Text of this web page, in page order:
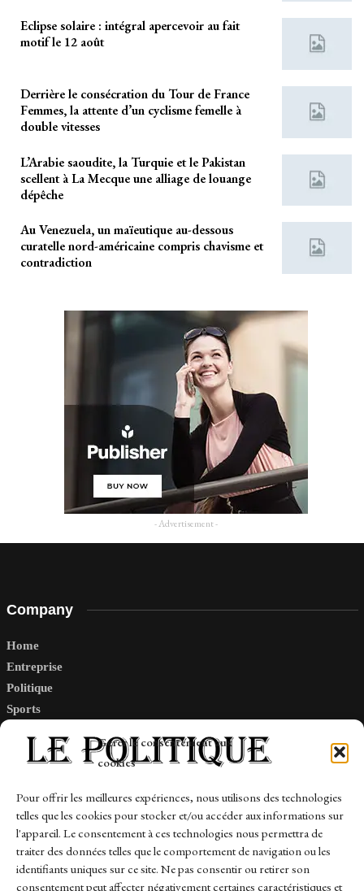
Gérer le consentement aux
cookies
Pour offrir les meilleures expériences, nous utilisons des technologies
telles que les cookies pour stocker et/ou accéder aux informations sur
l'appareil. Le consentement à ces technologies nous permettra de
traiter des données telles que le comportement de navigation ou les
identifiants uniques sur ce site. Ne pas consentir ou retirer son
consentement peut affecter négativement certaines caractéristiques et
Eclipse solaire : intégral apercevoir au fait
motif le 12 août
Derrière le consécration du Tour de France
Femmes, la attente d’un cyclisme femelle à
double vitesses
L’Arabie saoudite, la Turquie et le Pakistan
scellent à La Mecque une alliage de louange
dépêche
Au Venezuela, un maïeutique au-dessous
curatelle nord-américaine compris chavisme et
contradiction
- Advertisement -
Company
Home
Entreprise
Politique
Sports
Links
Contact
Sitemap